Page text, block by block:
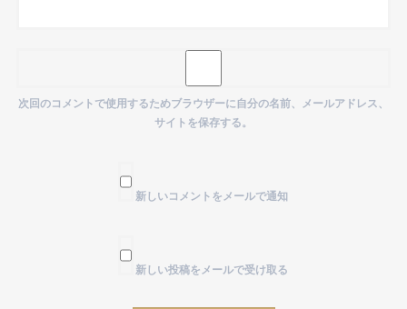
次回のコメントで使用するためブラウザーに自分の名前、メールアドレス、
サイトを保存する。
新しいコメントをメールで通知
新しい投稿をメールで受け取る